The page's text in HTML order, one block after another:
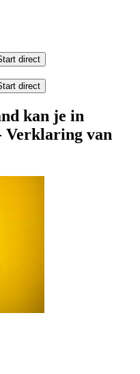
direct
direct
kan je in
Verklaring van